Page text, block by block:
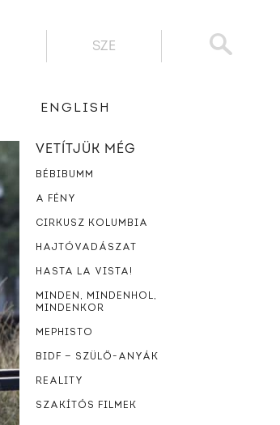
SZE
ENGLISH
VETÍTJÜK MÉG
BÉBIBUMM
A FÉNY
CIRKUSZ KOLUMBIA
HAJTÓVADÁSZAT
HASTA LA VISTA!
MINDEN, MINDENHOL,
MINDENKOR
MEPHISTO
BIDF — SZÜLŐ-ANYÁK
REALITY
SZAKÍTÓS FILMEK